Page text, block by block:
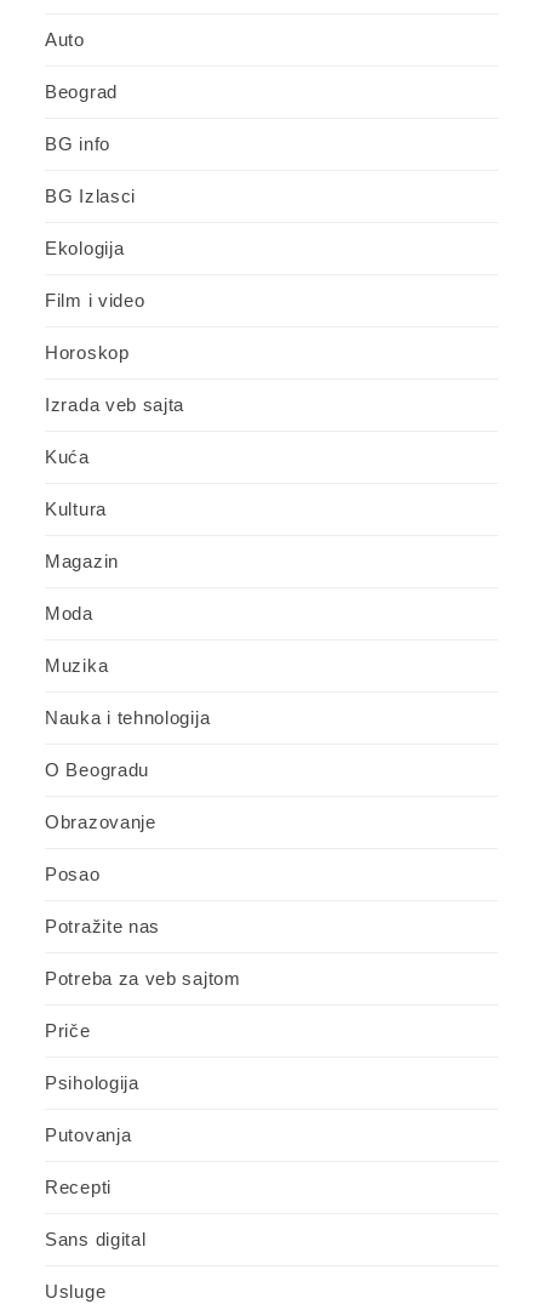
Auto
Beograd
BG info
BG Izlasci
Ekologija
Film i video
Horoskop
Izrada veb sajta
Kuća
Kultura
Magazin
Moda
Muzika
Nauka i tehnologija
O Beogradu
Obrazovanje
Posao
Potražite nas
Potreba za veb sajtom
Priče
Psihologija
Putovanja
Recepti
Sans digital
Usluge